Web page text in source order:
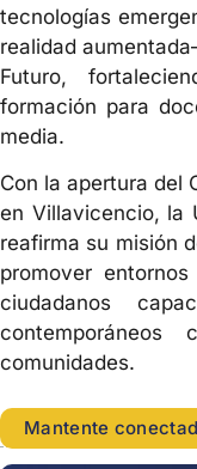
tecnologías
realidad
Futuro,
formación para
media.
Con la apertura del
en Villavicencio, la
reafirma su misión
promover
ciudadanos
comunidades.
Mantente